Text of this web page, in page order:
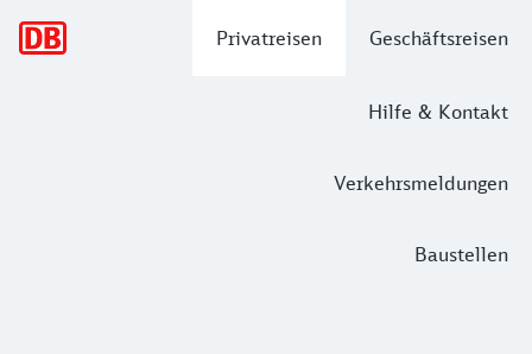
Privatreisen Geschäftsreisen
Hilfe & Kontakt
Verkehrsmeldungen
Baustellen